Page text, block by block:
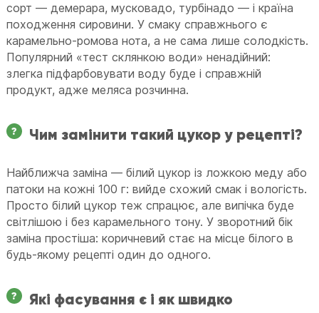
сорт — демерара, мусковадо, турбінадо — і країна
походження сировини. У смаку справжнього є
карамельно-ромова нота, а не сама лише солодкість.
Популярний «тест склянкою води» ненадійний:
злегка підфарбовувати воду буде і справжній
продукт, адже меляса розчинна.
Чим замінити такий цукор у рецепті?
Найближча заміна — білий цукор із ложкою меду або
патоки на кожні 100 г: вийде схожий смак і вологість.
Просто білий цукор теж спрацює, але випічка буде
світлішою і без карамельного тону. У зворотний бік
заміна простіша: коричневий стає на місце білого в
будь-якому рецепті один до одного.
Які фасування є і як швидко